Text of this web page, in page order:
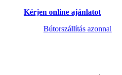
Kérjen online ajánlatot
Bútorszállítás azonnal